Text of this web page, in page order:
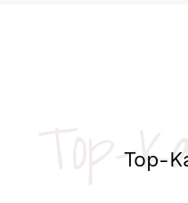
Top-
Top-